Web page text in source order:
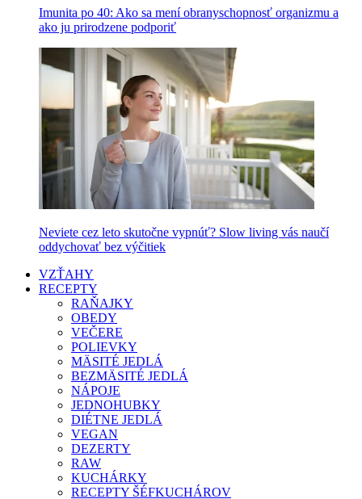
Imunita po 40: Ako sa mení obranyschopnosť organizmu a
ako ju prirodzene podporiť
Neviete cez leto skutočne vypnúť? Slow living vás naučí
oddychovať bez výčitiek
VZŤAHY
RECEPTY
RAŇAJKY
OBEDY
VEČERE
POLIEVKY
MÄSITÉ JEDLÁ
BEZMÄSITÉ JEDLÁ
NÁPOJE
JEDNOHUBKY
DIÉTNE JEDLÁ
VEGAN
DEZERTY
RAW
KUCHÁRKY
RECEPTY ŠÉFKUCHÁROV